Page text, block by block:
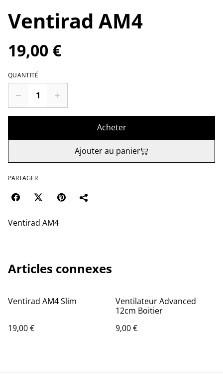
Ventirad AM4
19,00 €
QUANTITÉ
Acheter
Ajouter au panier
PARTAGER
Ventirad AM4
Articles connexes
Ventirad AM4 Slim
19,00 €
Ventilateur Advanced
12cm Boitier
9,00 €